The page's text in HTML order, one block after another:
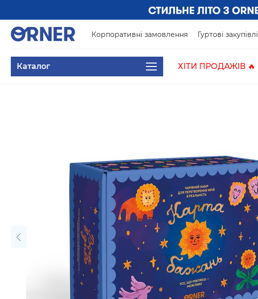
Корпоративні замовлення Гуртові закупівлі
Каталог ХІТИ ПРОДАЖІВ 🔥